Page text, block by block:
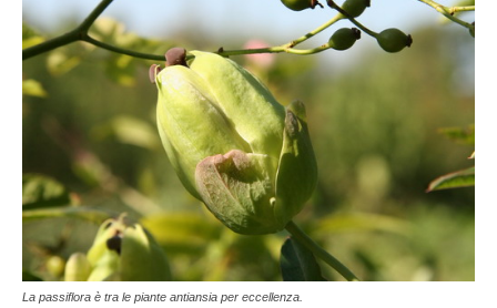
La passiflora è tra le piante antiansia per eccellenza.